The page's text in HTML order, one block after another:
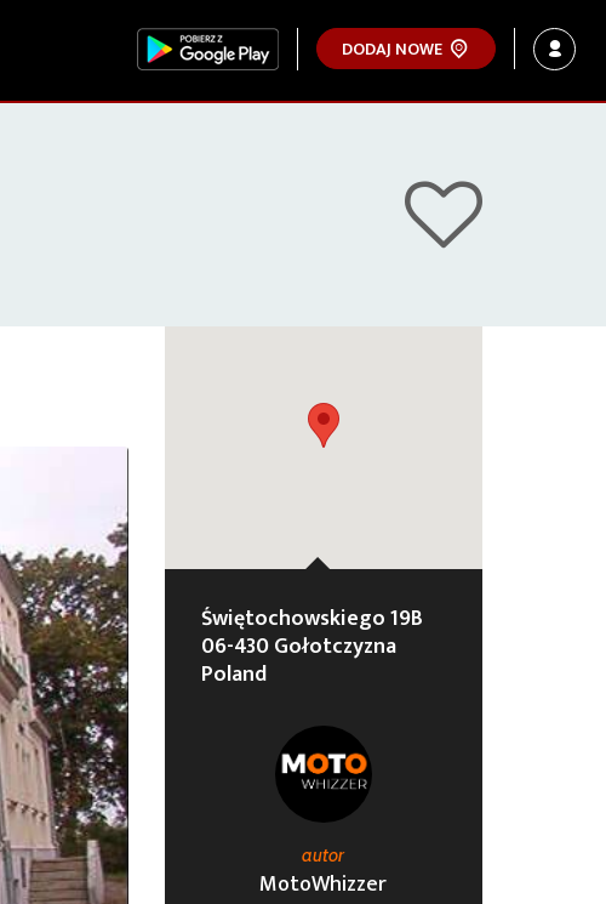
DODAJ NOWE
Świętochowskiego 19B
06-430 Gołotczyzna
Poland
autor
MotoWhizzer